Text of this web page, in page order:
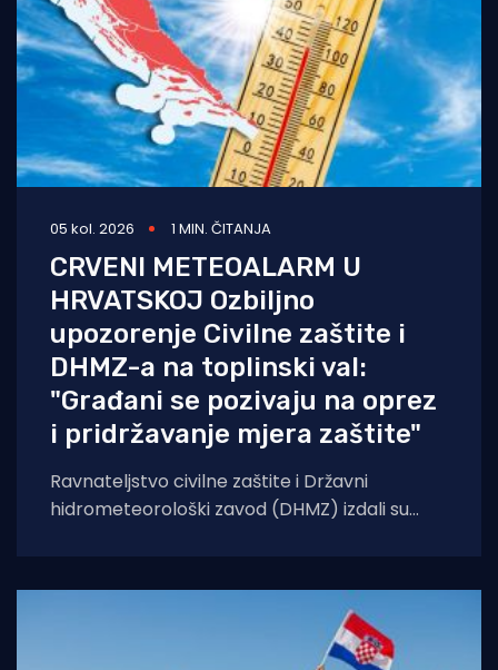
05 kol. 2026 1 MIN. ČITANJA
CRVENI METEOALARM U
HRVATSKOJ Ozbiljno
upozorenje Civilne zaštite i
DHMZ-a na toplinski val:
"Građani se pozivaju na oprez
i pridržavanje mjera zaštite"
Ravnateljstvo civilne zaštite i Državni
hidrometeorološki zavod (DHMZ) izdali su